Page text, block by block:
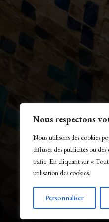
Nous respectons
Nous utilisons des cookies
diffuser des publicités ou des
trafic. En cliquant sur «
utilisation des cookies.
Personnaliser